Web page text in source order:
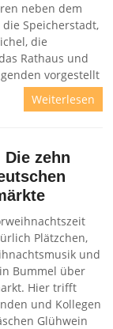
neben dem
Speicherstadt,
die
Rathaus und
vorgestellt
Weiterlesen
zehn
Plätzchen,
und
Bummel über
Hier trifft
und Kollegen
Glühwein